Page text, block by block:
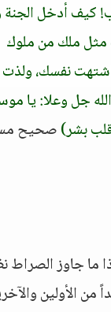
كيف أدخل
مثل ملك من ملوك
نفسك، ولذت
جل وعلا: يا
بشر)صحيح
ما جاوز الصراط
من الأولين